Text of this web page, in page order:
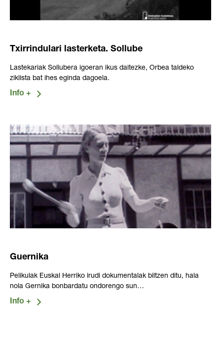
Txirrindulari lasterketa. Sollube
Lastekariak Sollubera igoeran ikus daitezke, Orbea taldeko
ziklista bat ihes eginda dagoela.
Guernika
Pelikulak Euskal Herriko irudi dokumentalak biltzen ditu, hala
nola Gernika bonbardatu ondorengo sun…